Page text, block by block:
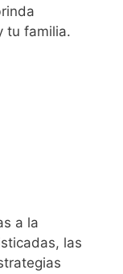
tu familia.
a la
las